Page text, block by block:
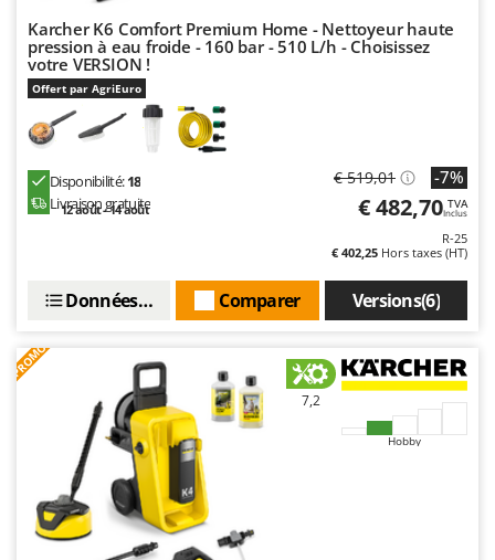
Karcher K6 Comfort Premium Home - Nettoyeur haute
pression à eau froide - 160 bar - 510 L/h - Choisissez
votre VERSION !
Offert par AgriEuro
Disponibilité:18
Livraison gratuite
12 août - 14 août
€ 519,01 -7%
€ 482,70 TVA
Inclus
R-25
€ 402,25 Hors taxes (HT)
Versions(6)
Comparer
Données techniques
PROMO
7,2
Hobby